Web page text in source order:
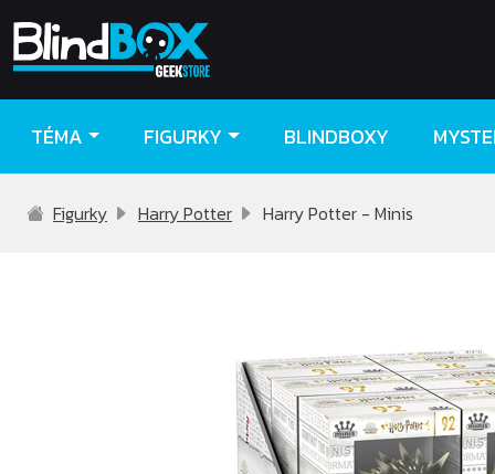
TÉMA FIGURKY BLINDBOXY
Figurky Harry Potter Harry Potter - Minis